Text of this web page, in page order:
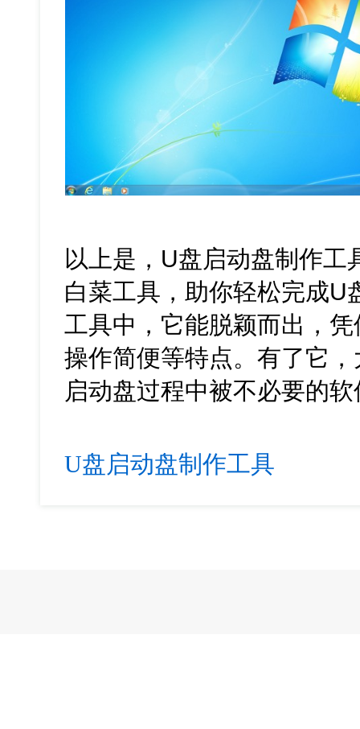
以上是，U盘启动盘制作
白菜工具，助你轻松完成U
工具中，它能脱颖而出，
操作简便等特点。有了它
启动盘过程中被不必要的
U盘启动盘制作工具